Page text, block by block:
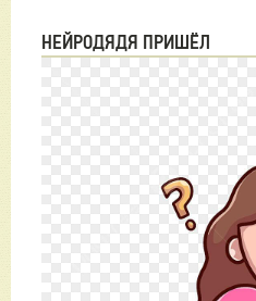
НЕЙРОДЯДЯ ПРИШЁЛ